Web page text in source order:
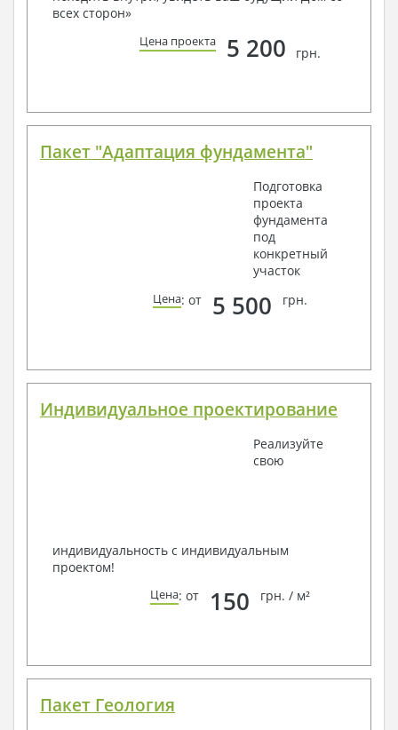
способом связи: закажите обратный звонок,
по viber, e-mail, телефон -
всех сторон»
Цена проекта 5 200 грн.
Пакет "Адаптация фундамента"
Подготовка
проекта
фундамента
под
конкретный
участок
Цена: от 5 500 грн.
Индивидуальное проектирование
Реализуйте
свою
индивидуальность с индивидуальным
проектом!
Цена: от 150 грн. / м²
Пакет Геология